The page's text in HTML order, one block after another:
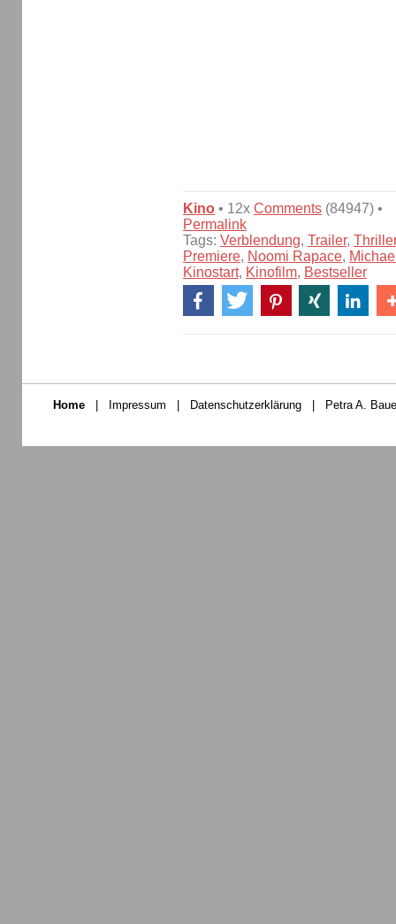
Kino • 12x Comments (84947) •
Permalink
Tags: Verblendung, Trailer, Thriller
Premiere, Noomi Rapace,
Kinostart, Kinofilm, Bestseller
Home Impressum Datenschutzerklärung Petra A.